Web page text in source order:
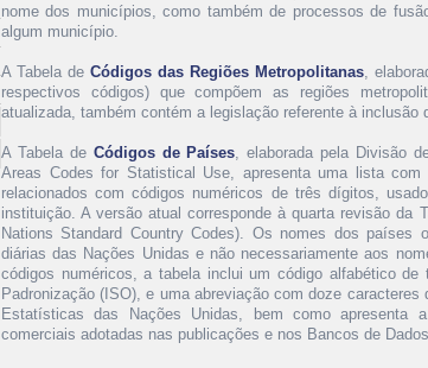
nome dos municípios, como também de processos de
algum município.
A Tabela de Códigos das Regiões Metropolitanas,
respectivos códigos) que compõem as regiões
atualizada, também contém a legislação referente à inclusão
A Tabela de Códigos de Países, elaborada pela Divisão
Areas Codes for Statistical Use, apresenta uma lista
relacionados com códigos numéricos de três dígitos,
instituição. A versão atual corresponde à quarta revisão da
Nations Standard Country Codes). Os nomes dos países
diárias das Nações Unidas e não necessariamente aos
códigos numéricos, a tabela inclui um código alfabético
Padronização (ISO), e uma abreviação com doze
Estatísticas das Nações Unidas, bem como apresenta
comerciais adotadas nas publicações e nos Bancos de